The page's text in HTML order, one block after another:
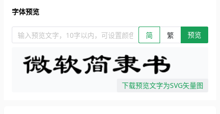
字体预览
输入预览文字，10字以内，可设置颜色、大小、简繁。回车查看效
简 繁 预览
下载预览文字为SVG矢量图